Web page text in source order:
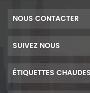
NOUS CONTACTER
SUIVEZ NOUS
ÉTIQUETTES CHAUDES